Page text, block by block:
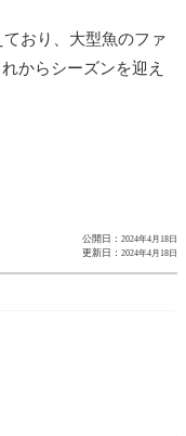
おり、大型魚のファ
からシーズンを迎え
公開日： 2024年4月18日
更新日： 2024年4月18日